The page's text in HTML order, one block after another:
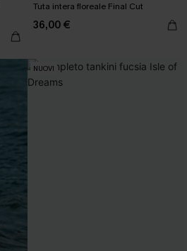
Tuta intera floreale Final Cut
36,00 €
NUOVI